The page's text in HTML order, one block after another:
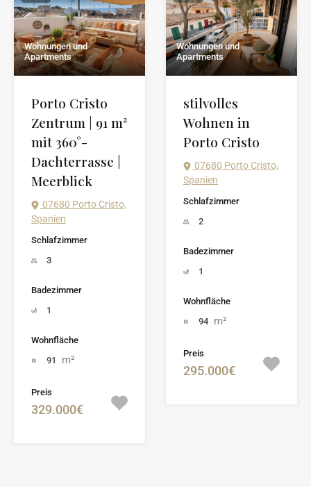
Wohnungen und
Apartments
Porto Cristo
Zentrum | 91 m²
mit 360°-
Dachterrasse |
Meerblick
07680 Porto Cristo,
Spanien
Schlafzimmer
3
Badezimmer
1
Wohnfläche
91
m²
Preis
329.000€
Wohnungen und
Apartments
stilvolles
Wohnen in
Porto Cristo
07680 Porto Cristo,
Spanien
Schlafzimmer
2
Badezimmer
1
Wohnfläche
94 m²
Preis
295.000€